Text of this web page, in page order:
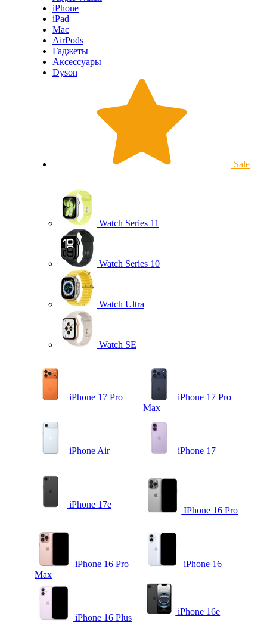
iPhone
iPad
Mac
AirPods
Гаджеты
Аксессуары
Dyson
Sale
Watch Series 11
Watch Series 10
Watch Ultra
Watch SE
iPhone 17 Pro
iPhone 17 Pro
Max
iPhone Air iPhone 17
iPhone 17e
IPhone 16 Pro
iPhone 16 Pro
Max
iPhone 16
iPhone 16 Plus
iPhone 16e